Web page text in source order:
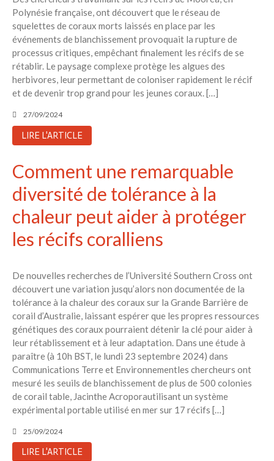
Polynésie française, ont découvert que le réseau de
squelettes de coraux morts laissés en place par les
événements de blanchissement provoquait la rupture de
processus critiques, empêchant finalement les récifs de se
rétablir. Le paysage complexe protège les algues des
herbivores, leur permettant de coloniser rapidement le récif
et de devenir trop grand pour les jeunes coraux. […]
27/09/2024
LIRE L'ARTICLE
Comment une remarquable
diversité de tolérance à la
chaleur peut aider à protéger
les récifs coralliens
De nouvelles recherches de l’Université Southern Cross ont
découvert une variation jusqu’alors non documentée de la
tolérance à la chaleur des coraux sur la Grande Barrière de
corail d’Australie, laissant espérer que les propres ressources
génétiques des coraux pourraient détenir la clé pour aider à
leur rétablissement et à leur adaptation. Dans une étude à
paraître (à 10h BST, le lundi 23 septembre 2024) dans
Communications Terre et Environnementles chercheurs ont
mesuré les seuils de blanchissement de plus de 500 colonies
de corail table, Jacinthe Acroporautilisant un système
expérimental portable utilisé en mer sur 17 récifs […]
25/09/2024
LIRE L'ARTICLE